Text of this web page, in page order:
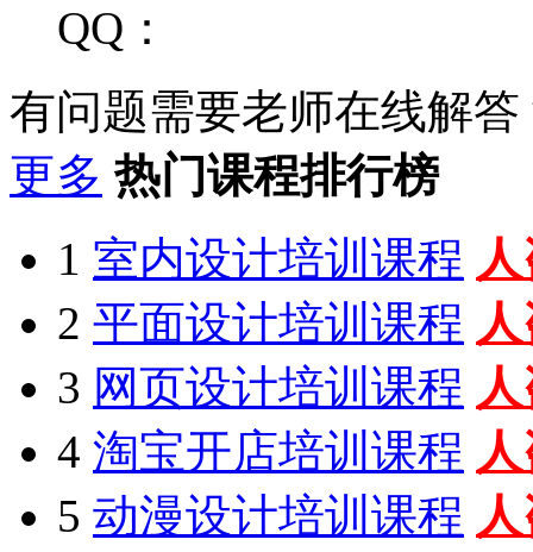
QQ：
有问题需要老师在线解答
更多 热门课程排行榜
1 室内设计培训课程
2 平面设计培训课程
3 网页设计培训课程
4 淘宝开店培训课程
5 动漫设计培训课程